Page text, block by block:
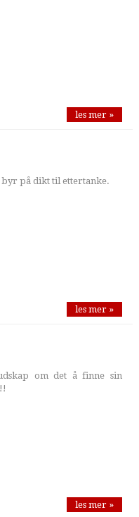
les mer »
byr på dikt til ettertanke.
les mer »
om det å finne sin
les mer »